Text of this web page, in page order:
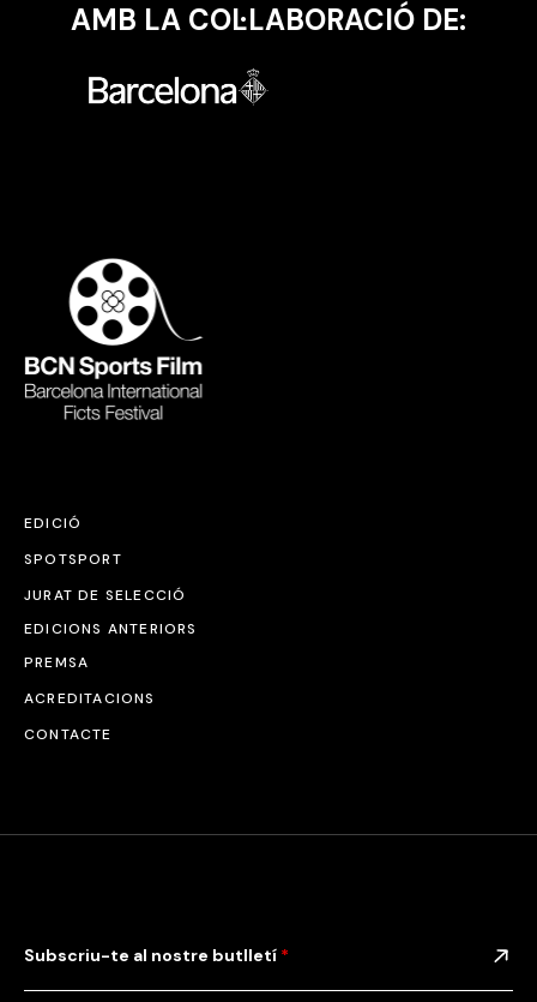
AMB LA COL·LABORACIÓ DE:
EDICIÓ
SPOTSPORT
JURAT DE SELECCIÓ
EDICIONS ANTERIORS
PREMSA
ACREDITACIONS
CONTACTE
Subscriu-te al nostre butlletí *